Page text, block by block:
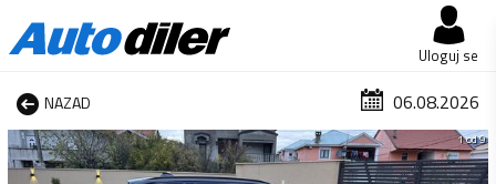
Uloguj se
NAZAD 06.08.2026
1 od 9